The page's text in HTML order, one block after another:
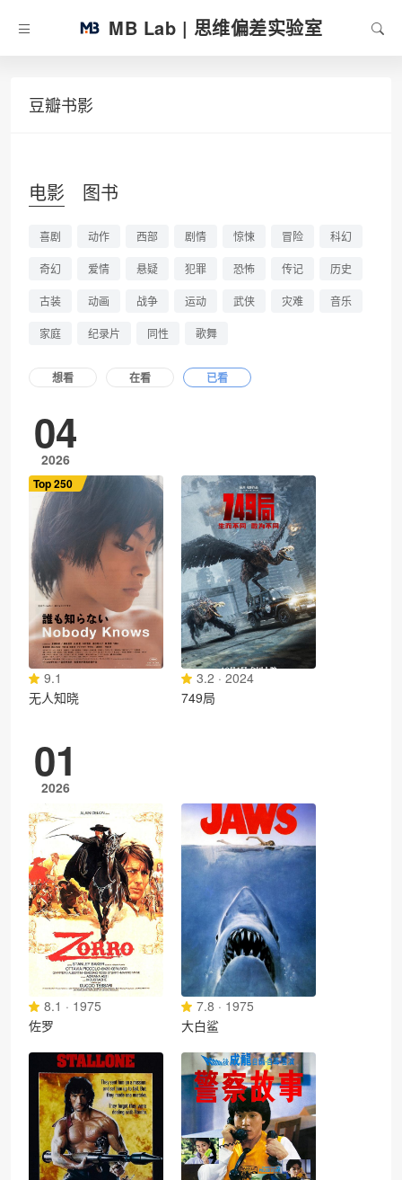
MB Lab | 思维偏差实验室
豆瓣书影
电影 图书
喜剧 动作 西部 剧情 惊悚 冒险 科幻
奇幻 爱情 悬疑 犯罪 恐怖 传记 历史
古装 动画 战争 运动 武侠 灾难 音乐
家庭 纪录片 同性 歌舞
想看 在看 已看
04
2026
Top 250
9.1
无人知晓
3.2 · 2024
749局
01
2026
8.1 · 1975
佐罗
7.8 · 1975
大白鲨